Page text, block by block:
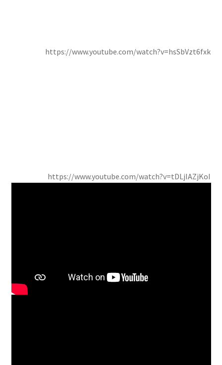
https://www.youtube.com/watch?v=hsSbVzt6fxk
https://www.youtube.com/watch?v=tDLjIAZjKoI